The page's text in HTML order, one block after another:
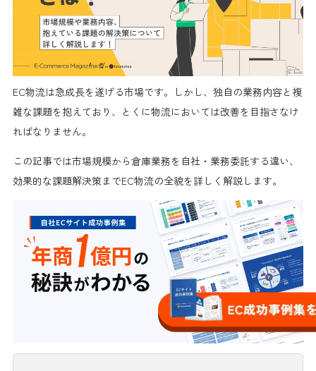
EC物流は急成長を遂げる市場です。しかし、独自の業務内容と複
雑な課題を抱えており、とくに物流においては改善を目指さなけ
ればなりません。
この記事では市場規模から倉庫業務を自社・業務委託する違い、
効果的な課題解決策までEC物流の全貌を詳しく解説します。